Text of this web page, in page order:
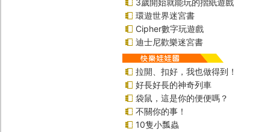
3歲開始就能玩的摺紙遊戲
環遊世界迷宮書
Cipher數字玩遊戲
迪士尼歡樂迷宮書
拉開、扣好，我也做得到！
好長好長的神奇列車
袋鼠，這是你的便便嗎？
不關你的事！
10隻小瓢蟲